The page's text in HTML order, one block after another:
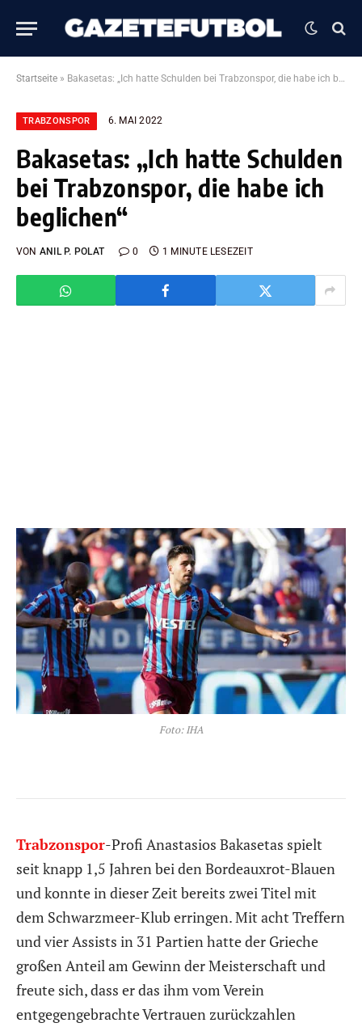
Startseite » Bakasetas: „Ich hatte Schulden bei Trabzonspor, die habe ich beglichen“
TRABZONSPOR 6. MAI 2022
Bakasetas: „Ich hatte Schulden
bei Trabzonspor, die habe ich
beglichen“
VON ANIL P. POLAT 0 1 MINUTE LESEZEIT
Foto: IHA
Trabzonspor-Profi Anastasios Bakasetas spielt
seit knapp 1,5 Jahren bei den Bordeauxrot-Blauen
und konnte in dieser Zeit bereits zwei Titel mit
dem Schwarzmeer-Klub erringen. Mit acht Treffern
und vier Assists in 31 Partien hatte der Grieche
großen Anteil am Gewinn der Meisterschaft und
freute sich, dass er das ihm vom Verein
entgegengebrachte Vertrauen zurückzahlen